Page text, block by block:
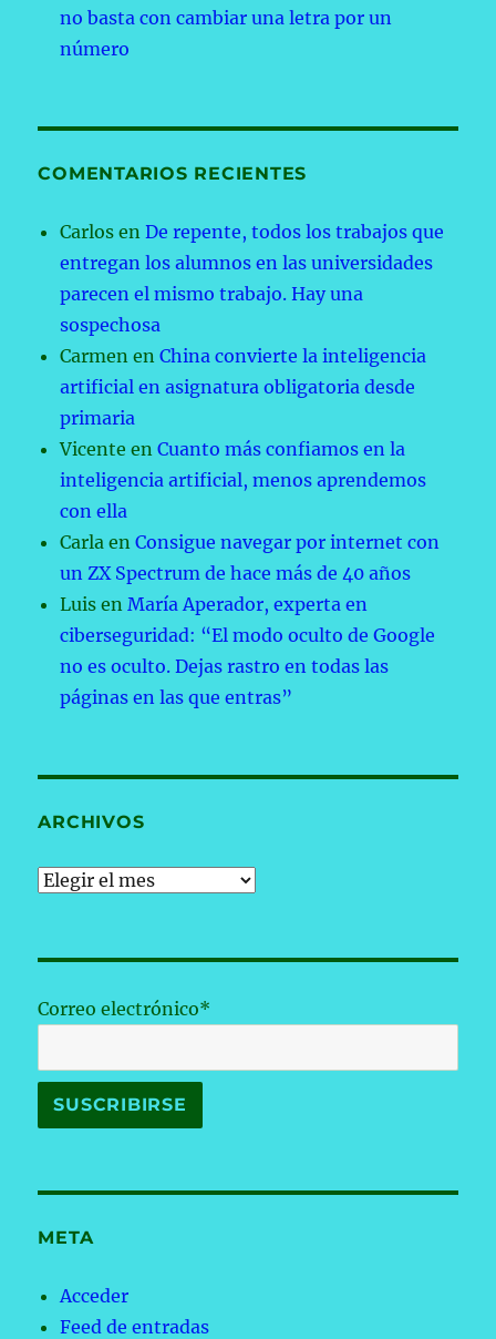
no basta con cambiar una letra por un
número
COMENTARIOS RECIENTES
Carlos enDe repente, todos los trabajos que
entregan los alumnos en las universidades
parecen el mismo trabajo. Hay una
sospechosa
Carmen enChina convierte la inteligencia
artificial en asignatura obligatoria desde
primaria
Vicente enCuanto más confiamos en la
inteligencia artificial, menos aprendemos
con ella
Carla enConsigue navegar por internet con
un ZX Spectrum de hace más de 40 años
Luis enMaría Aperador, experta en
ciberseguridad: “El modo oculto de Google
no es oculto. Dejas rastro en todas las
páginas en las que entras”
ARCHIVOS
Archivos
Correo electrónico*
META
Acceder
Feed de entradas